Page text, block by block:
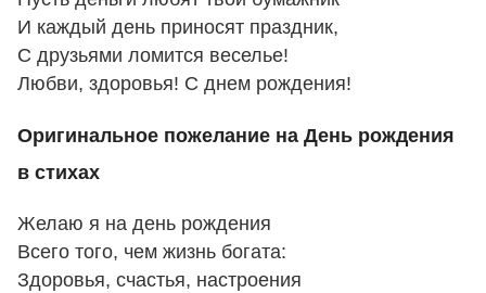
И каждый день приносят праздник,
С друзьями ломится веселье!
Любви, здоровья! С днем рождения!
Оригинальное пожелание на День рождения
в стихах
Желаю я на день рождения
Всего того, чем жизнь богата:
Здоровья, счастья, настроения